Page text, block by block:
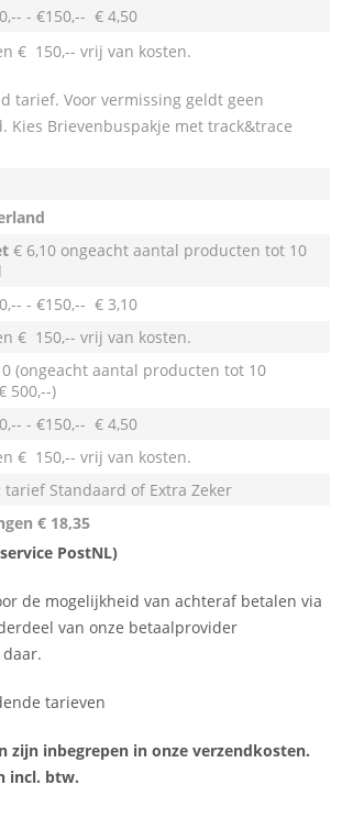
- €150,-- € 4,50
€ 150,-- vrij van kosten.
tarief. Voor vermissing geldt geen
Kies Brievenbuspakje met track&trace
€ 6,10 ongeacht aantal producten tot 10
- €150,-- € 3,10
€ 150,-- vrij van kosten.
(ongeacht aantal producten tot 10
500,--)
- €150,-- € 4,50
€ 150,-- vrij van kosten.
tarief Standaard of Extra Zeker
€ 18,35
PostNL)
de mogelijkheid van achteraf betalen via
van onze betaalprovider
tarieven
zijn inbegrepen in onze verzendkosten.
incl. btw.